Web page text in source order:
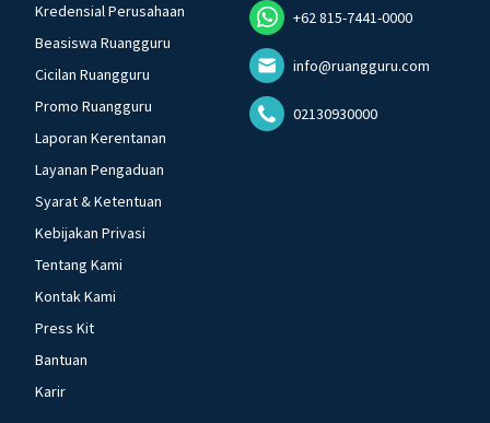
Kredensial Perusahaan
Beasiswa Ruangguru
Cicilan Ruangguru
Promo Ruangguru
Laporan Kerentanan
Layanan Pengaduan
Syarat & Ketentuan
Kebijakan Privasi
Tentang Kami
Kontak Kami
Press Kit
Bantuan
Karir
+62 815-7441-0000
info@ruangguru.com
02130930000